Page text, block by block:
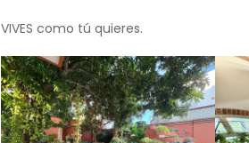
VIVES como tú quieres.